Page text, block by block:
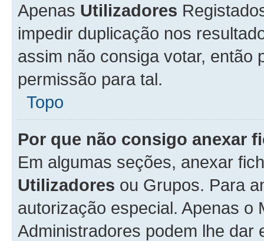
Apenas Utilizadores
impedir duplicação nos
assim não consiga votar, então
permissão para tal.
Topo
Por que não consigo anexar
Em algumas seções, anexar
Utilizadores ou Grupos. Para
autorização especial. Apenas o
Administradores podem lhe